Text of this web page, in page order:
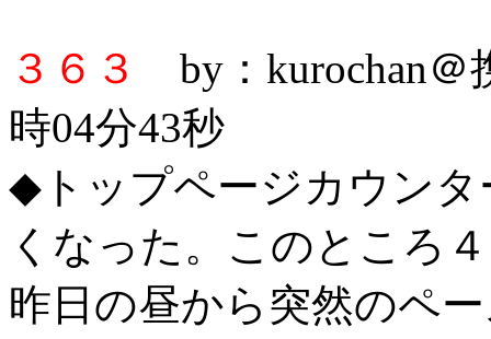
３６３
by：kurochan
時04分43秒
◆トップページカウン
くなった。このところ
昨日の昼から突然のペ